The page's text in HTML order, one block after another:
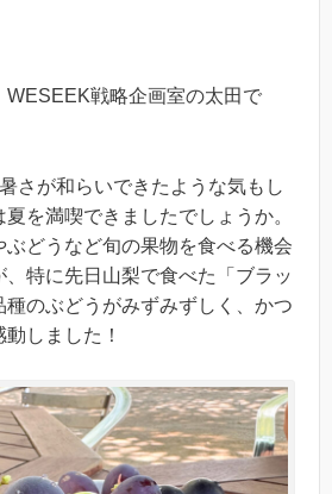
WESEEK戦略企画室の太田で
さが和らいできたような気もし
を満喫できましたでしょうか。
どうなど旬の果物を食べる機会
特に先日山梨で食べた「ブラッ
種のぶどうがみずみずしく、かつ
しました！